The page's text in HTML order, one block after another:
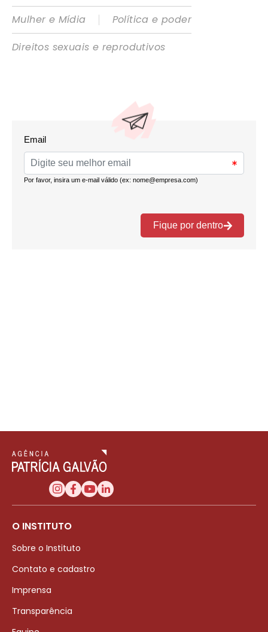
Mulher e Mídia
|
Política e poder
Direitos sexuais e reprodutivos
O INSTITUTO
Sobre o Instituto
Contato e cadastro
Imprensa
Transparência